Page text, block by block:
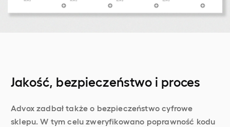
Jakość, bezpieczeństwo i proces
Advox zadbał także o bezpieczeństwo cyfrowe
sklepu. W tym celu zweryfikowano poprawność kodu